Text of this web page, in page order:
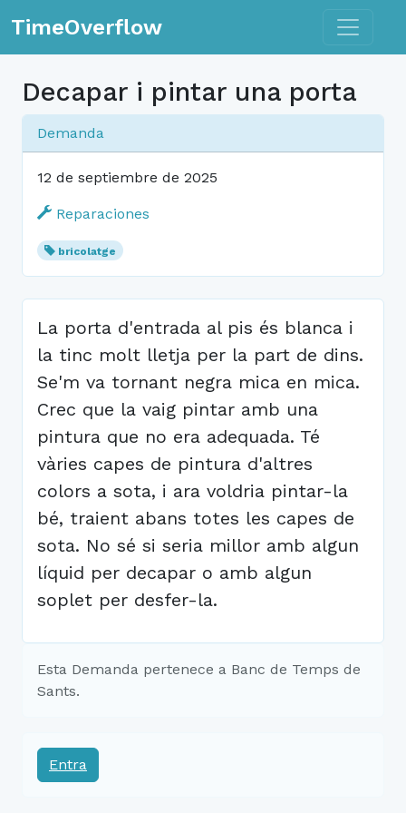
TimeOverflow Toggle
Decapar i pintar una porta
Demanda
12 de septiembre de 2025
Reparaciones
bricolatge
La porta d'entrada al pis és blanca i
la tinc molt lletja per la part de dins.
Se'm va tornant negra mica en mica.
Crec que la vaig pintar amb una
pintura que no era adequada. Té
vàries capes de pintura d'altres
colors a sota, i ara voldria pintar-la
bé, traient abans totes les capes de
sota. No sé si seria millor amb algun
líquid per decapar o amb algun
soplet per desfer-la.
Esta Demanda pertenece a Banc de Temps de
Sants.
Entra